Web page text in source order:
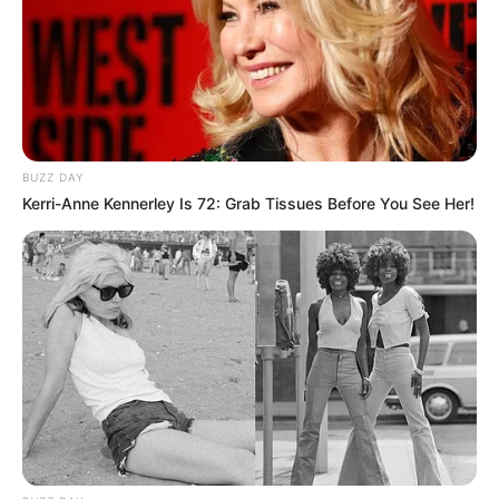
sind Okay. Informationen unterwww.tierpark-esseho
f.de . Eingetragen von CaSa.
Hier geht es zu weiterenKinderausflugszielen in Sa
chsen-Anhalt
mitZooparksundBademöglichkeiten
sowie zu allen anderen Ausflugszielen und
Sehenswürdigkeiten in und um
rsdorf, Wefensleben, Marienborn, Alleringersleben u
nd Morslebenund in der RegionFlechtlinger Höhen
zug, auch zu den weniger für Kinder geeigneten.
Auflistung der beliebtesten undgrößten Freizeitpark
s in Deutschland
Ausflug hier eintragen Auslandsjahr
08.08.2026 14:00 Uhr: Inklusiv geführte Kids Tour
auf dem Big SUP im
Veranstaltungsplan für Murnau
am Staffelsee
BUZZ DAY
Kerri-Anne Kennerley Is 72: Grab Tissues Before You See Her!